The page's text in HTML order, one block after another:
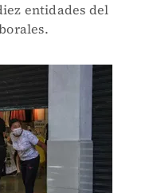
entidades del